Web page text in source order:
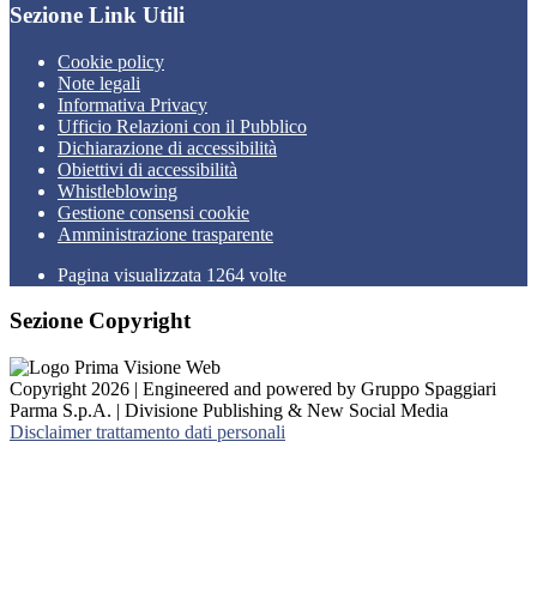
Sezione Link Utili
Cookie policy
Note legali
Informativa Privacy
Ufficio Relazioni con il Pubblico
Dichiarazione di accessibilità
Obiettivi di accessibilità
Whistleblowing
Gestione consensi cookie
Amministrazione trasparente
Pagina visualizzata 1264 volte
Sezione Copyright
Copyright 2026 | Engineered and powered by Gruppo Spaggiari
Parma S.p.A. | Divisione Publishing & New Social Media
Disclaimer trattamento dati personali